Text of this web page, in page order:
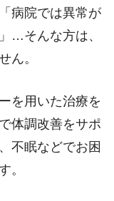
病院では異常が
…そんな方は、
ん。
を用いた治療を
体調改善をサポ
不眠などでお困
。